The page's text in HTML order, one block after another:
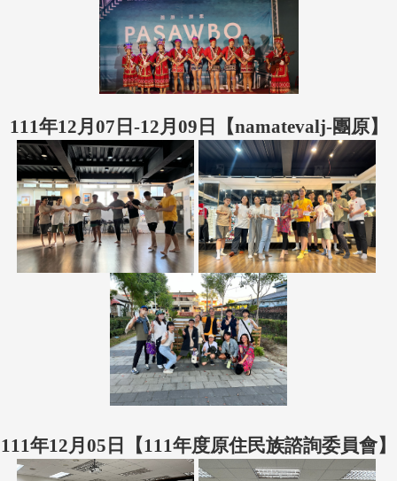
111年12月07日-12月09日【namatevalj-團原】
111年12月05日【111年度原住民族諮詢委員會】